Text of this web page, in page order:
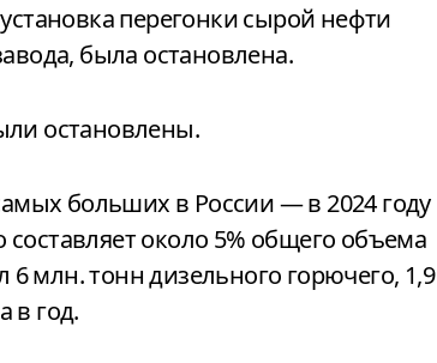
перегонки сырой нефти
была остановлена.
остановлены.
больших в России — в 2024 году
около 5% общего объема
6 млн. тонн дизельного горючего, 1,9
в год.